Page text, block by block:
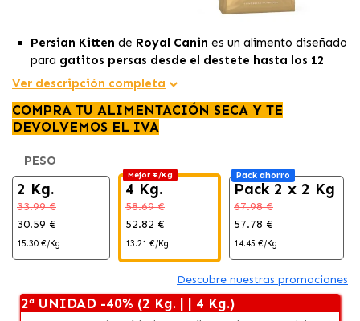
Persian Kitten de Royal Canin es un alimento diseñado
para gatitos persas desde el destete hasta los 12
meses de edad.
Esta fórmula contiene
y una combinación equilibrada de vitaminas y
minerales, promoviendo la salud global de tu gatito y
Además, Persian Kitten cuida de la característica
belleza del
pelaje persagracias a su fórmula
enriquecida con
Omega 3 y 6
Ver descripción completa
COMPRA TU ALIMENTACIÓN SECA Y TE
DEVOLVEMOS EL IVA
PESO
2 Kg.
33.99 €
30.59 €
15.30 €/Kg
Mejor €/Kg
4 Kg.
58.69 €
52.82 €
13.21 €/Kg
Pack ahorro
Pack 2 x 2 Kg
67.98 €
57.78 €
14.45 €/Kg
Descubre nuestras promociones
2ª UNIDAD -40% (2 Kg. | | 4 Kg.)